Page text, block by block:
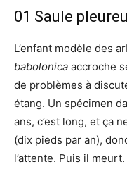
01 Saule
L’enfant modèle des
babolonica accroche
de problèmes à
étang. Un spécimen
ans, c’est long, et ça
(dix pieds par an),
l’attente. Puis il meurt.